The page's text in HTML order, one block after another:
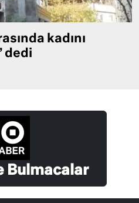
kadını
dedi
Bulmacalar